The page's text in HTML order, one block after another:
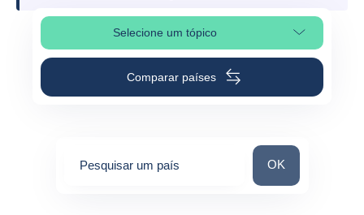
Selecione um tópicoSelecionar a secção da página
Comparar países
Pesquisar um país Pesquisar um
OK